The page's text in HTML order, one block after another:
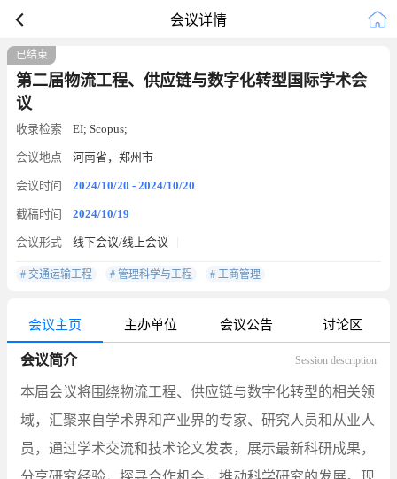
会议详情
已结束
第二届物流工程、供应链与数字化转型国际学术会
议
收录检索 EI; Scopus;
会议地点 河南省，郑州市
会议时间 2024/10/20 - 2024/10/20
截稿时间 2024/10/19
会议形式 线下会议/线上会议
# 交通运输工程 # 管理科学与工程 # 工商管理
会议主页 主办单位 会议公告 讨论区
会议简介 Session description
本届会议将围绕物流工程、供应链与数字化转型的相关领
域，汇聚来自学术界和产业界的专家、研究人员和从业人
员，通过学术交流和技术论文发表，展示最新科研成果，